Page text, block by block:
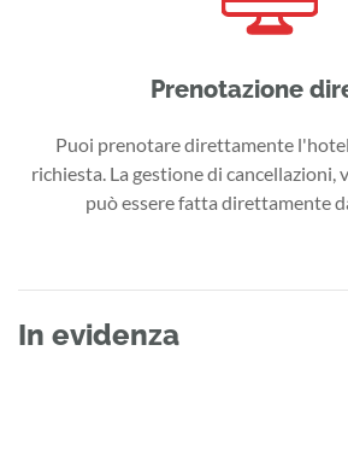
Prenotazione
Puoi prenotare direttamente
richiesta. La gestione di cancellazioni,
può essere fatta direttamente
In evidenza